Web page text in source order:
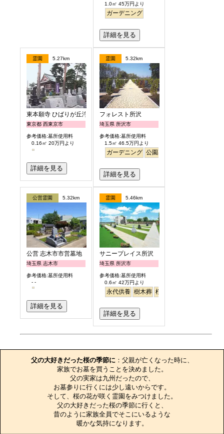
1.0㎡ 45万円より
ガーデニング
詳細を見る
霊園 5.27km
東本願寺 ひばりが丘浄苑
東京都 西東京市
参考価格:墓所使用料
0.16㎡ 20万円より
詳細を見る
霊園 5.32km
フォレスト所沢
埼玉県 所沢市
参考価格:墓所使用料
1.5㎡ 46.5万円より
ガーデニング 公園墓地
詳細を見る
公営霊園 5.32km
公営 志木市市営墓地
埼玉県 志木市
参考価格:墓所使用料
- -
詳細を見る
霊園 5.46km
サニープレイス所沢
埼玉県 所沢市
参考価格:墓所使用料
0.6㎡ 42万円より
永代供養 樹木葬 桜
詳細を見る
父の大好きだった桜の季節に ：父親が亡くなった時に、
家族でお墓を買うことを決めました。
父の実家は九州だったので、
お墓参りに行くには少し遠いからです。
そして、桜の花が咲く霊園をみつけました。
父の大好きだった桜の季節に行くと、
昔のように家族全員でそこにいるような
暖かな気持になります。